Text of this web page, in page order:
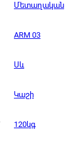
Մետաղական
ARM 03
Սև
Կաշի
120կգ